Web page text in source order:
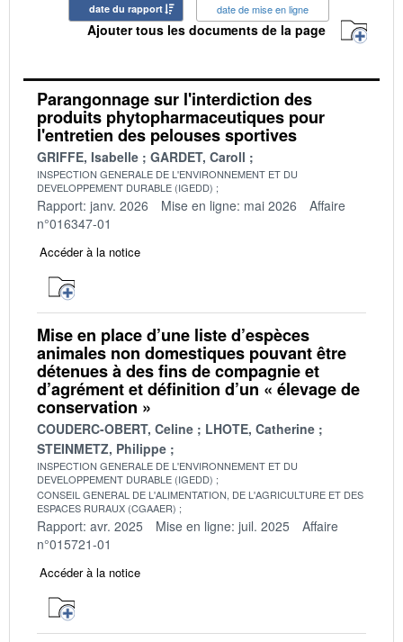
date du rapport date de mise en ligne
Ajouter tous les documents de la page
Parangonnage sur l'interdiction des
produits phytopharmaceutiques pour
l'entretien des pelouses sportives
GRIFFE, Isabelle GARDET, Caroll
INSPECTION GENERALE DE L'ENVIRONNEMENT ET DU
DEVELOPPEMENT DURABLE (IGEDD)
Rapport: janv. 2026 Mise en ligne: mai 2026
Affaire
n°016347-01
Accéder à la notice
Mise en place d’une liste d’espèces
animales non domestiques pouvant être
détenues à des fins de compagnie et
d’agrément et définition d’un « élevage de
conservation »
COUDERC-OBERT, Celine
LHOTE, Catherine
STEINMETZ, Philippe
INSPECTION GENERALE DE L'ENVIRONNEMENT ET DU
DEVELOPPEMENT DURABLE (IGEDD)
CONSEIL GENERAL DE L'ALIMENTATION, DE L'AGRICULTURE ET DES
ESPACES RURAUX (CGAAER)
Rapport: avr. 2025 Mise en ligne: juil. 2025
Affaire
n°015721-01
Accéder à la notice